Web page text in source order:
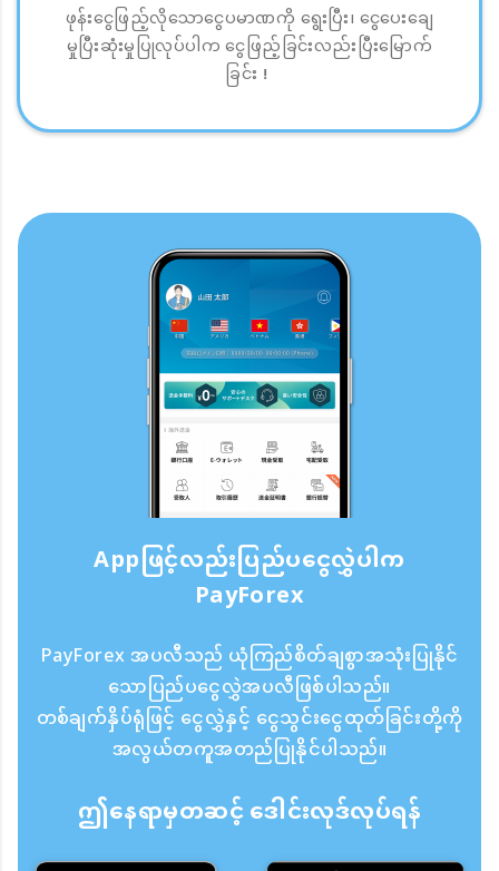
ဖုန်းငွေဖြည့်လိုသောငွေပမာဏကို ရွေးပြီး၊ ငွေပေးချေ
မှုပြီးဆုံးမှုပြုလုပ်ပါက ငွေဖြည့်ခြင်းလည်းပြီးမြောက်
ခြင်း！
Appဖြင့်လည်းပြည်ပငွေလွှဲပါက
PayForex
PayForex အပလီသည် ယုံကြည်စိတ်ချစွာအသုံးပြုနိုင်
သောပြည်ပငွေလွှဲအပလီဖြစ်ပါသည်။
တစ်ချက်နှိပ်ရုံဖြင့် ငွေလွှဲနှင့် ငွေသွင်းငွေထုတ်ခြင်းတို့ကို
အလွယ်တကူအတည်ပြုနိုင်ပါသည်။
ဤနေရာမှတဆင့် ဒေါင်းလုဒ်လုပ်ရန်